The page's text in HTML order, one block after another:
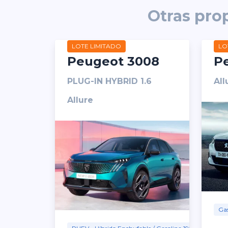
Otras
LOTE LIMITADO
Peugeot 3008
PLUG-IN HYBRID 1.6
Allure